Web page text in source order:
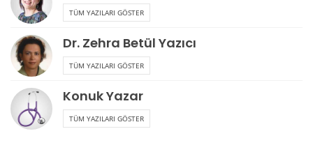
TÜM YAZILARI GÖSTER
Dr. Zehra Betül Yazıcı
TÜM YAZILARI GÖSTER
Konuk Yazar
TÜM YAZILARI GÖSTER